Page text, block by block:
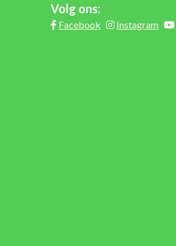
Volg ons:
Facebook Instagram